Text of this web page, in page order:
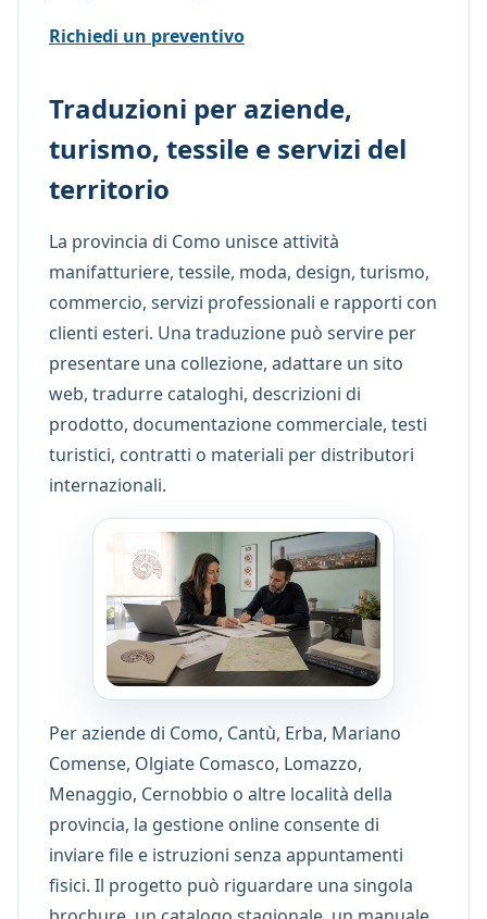
Richiedi un preventivo
Traduzioni per aziende,
turismo, tessile e servizi del
territorio
La provincia di Como unisce attività
manifatturiere, tessile, moda, design, turismo,
commercio, servizi professionali e rapporti con
clienti esteri. Una traduzione può servire per
presentare una collezione, adattare un sito
web, tradurre cataloghi, descrizioni di
prodotto, documentazione commerciale, testi
turistici, contratti o materiali per distributori
internazionali.
Per aziende di Como, Cantù, Erba, Mariano
Comense, Olgiate Comasco, Lomazzo,
Menaggio, Cernobbio o altre località della
provincia, la gestione online consente di
inviare file e istruzioni senza appuntamenti
fisici. Il progetto può riguardare una singola